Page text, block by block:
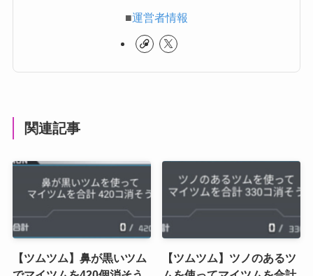
■運営者情報
関連記事
【ツムツム】鼻が黒いツム
【ツムツム】ツノのあるツ